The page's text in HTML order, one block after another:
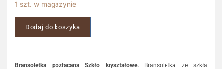
1 szt. w magazynie
Dodaj do koszyka
Bransoletka pozłacana Szkło kryształowe.Bransoletka ze szkła